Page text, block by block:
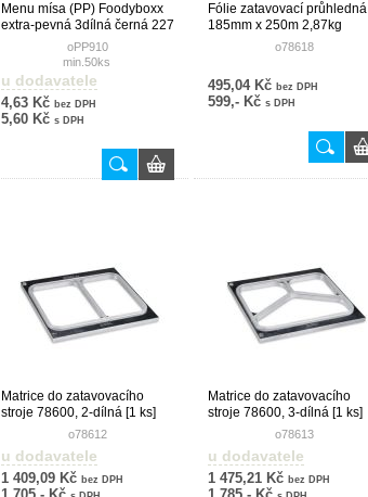
Menu mísa (PP) Foodyboxx
extra-pevná 3dílná černá 227
x 178 x 49 mmoPP910
min.50ks
u dodavatele
4,63 Kč bez DPH
5,60 Kč s DPH
Fólie zatavovací průhledná
185mm x 250m 2,87kg
o78618
495,04 Kč bez DPH
599,- Kč s DPH
Matrice do zatavovacího
stroje 78600, 2-dílná [1 ks]
o78612
u dodavatele
1 409,09 Kč bez DPH
Matrice do zatavovacího
stroje 78600, 3-dílná [1 ks]
o78613
u dodavatele
1 475,21 Kč bez DPH